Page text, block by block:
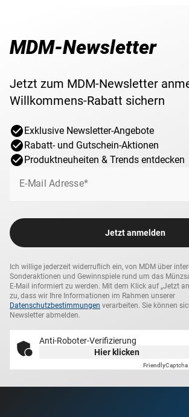
MDM-Newsletter
Jetzt zum MDM-Newsletter
Willkommens-Rabatt sichern
Exklusive Newsletter-Angebote
Rabatt- und Gutschein-Aktionen
Produktneuheiten & Trends entdecken
E-Mail Adresse*
Jetzt anmelden
Ich willige jederzeit widerruflich ein, von MDM über
Sonderaktionen und Gewinnspiele rund um das
E-Mail informiert zu werden. Mit dem Klick auf „Jetzt
zu, dass wir Ihre Informationen im Rahmen unserer
Datenschutzbestimmungen verarbeiten. Sie können
Newsletter abmelden.
Anti-Roboter-Verifizierung
Hier klicken
FriendlyCaptcha